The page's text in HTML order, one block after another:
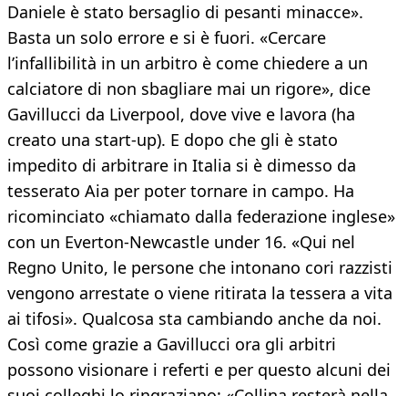
Daniele è stato bersaglio di pesanti minacce».
Basta un solo errore e si è fuori. «Cercare
l’infallibilità in un arbitro è come chiedere a un
calciatore di non sbagliare mai un rigore», dice
Gavillucci da Liverpool, dove vive e lavora (ha
creato una start-up). E dopo che gli è stato
impedito di arbitrare in Italia si è dimesso da
tesserato Aia per poter tornare in campo. Ha
ricominciato «chiamato dalla federazione inglese»
con un Everton-Newcastle under 16. «Qui nel
Regno Unito, le persone che intonano cori razzisti
vengono arrestate o viene ritirata la tessera a vita
ai tifosi». Qualcosa sta cambiando anche da noi.
Così come grazie a Gavillucci ora gli arbitri
possono visionare i referti e per questo alcuni dei